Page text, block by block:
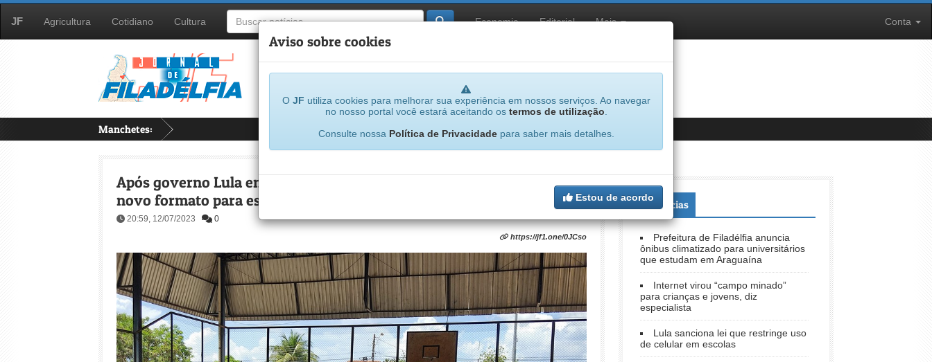
JF Agricultura Cotidiano Cultura Economia Editorial Mais Conta
Manchetes:
Aviso sobre cookies
O JF utiliza cookies para melhorar sua experiência em nossos serviços. Ao navegar
no nosso portal você estará aceitando os termos de utilização
Consulte nossa Política de Privacidadepara saber mais detalhes.
Estou de acordo
Após governo Lula encerrar programa, Tocantins diz que vai estudar
novo formato para escolas cívico-militares
20:59, 12/07/2023 0
https://jf1.one/0JCso
+Notícias
Prefeitura de Filadélfia anuncia
ônibus climatizado para universitários
que estudam em Araguaína
Internet virou “campo minado”
para crianças e jovens, diz
especialista
Lula sanciona lei que restringe uso
de celular em escolas